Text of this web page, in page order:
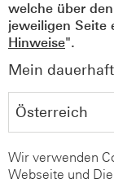
welche über
jeweiligen Seite
Hinweise".
Mein
Wir verwenden
Webseite und